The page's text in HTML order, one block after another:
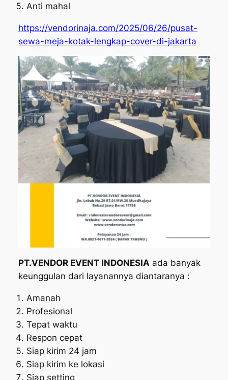
Anti mahal
https://vendorinaja.com/2025/06/26/pusat-
sewa-meja-kotak-lengkap-cover-di-jakarta
PT.VENDOR EVENT INDONESIAada banyak
keunggulan dari layanannya diantaranya :
Amanah
Profesional
Tepat waktu
Respon cepat
Siap kirim 24 jam
Siap kirim ke lokasi
Siap setting